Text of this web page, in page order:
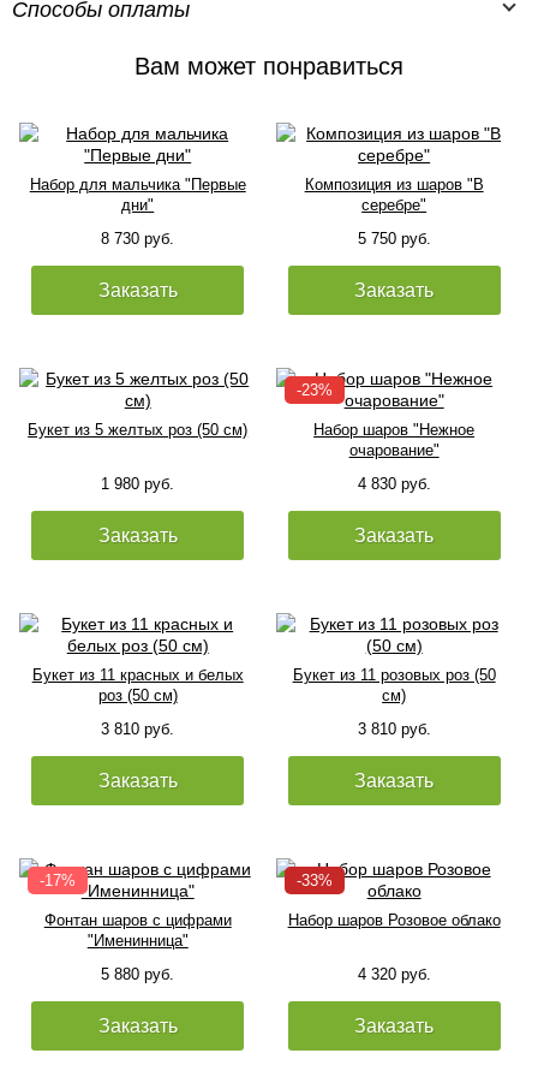
Способы оплаты
Вам может понравиться
Набор для мальчика "Первые
дни"
8 730 руб.
Заказать
Композиция из шаров "В
серебре"
5 750 руб.
Заказать
Букет из 5 желтых роз (50 см)
1 980 руб.
Заказать
Набор шаров "Нежное
очарование"
4 830 руб.
Заказать
Букет из 11 красных и белых
роз (50 см)
3 810 руб.
Заказать
Букет из 11 розовых роз (50
см)
3 810 руб.
Заказать
Фонтан шаров с цифрами
"Именинница"
5 880 руб.
Заказать
Набор шаров Розовое облако
4 320 руб.
Заказать